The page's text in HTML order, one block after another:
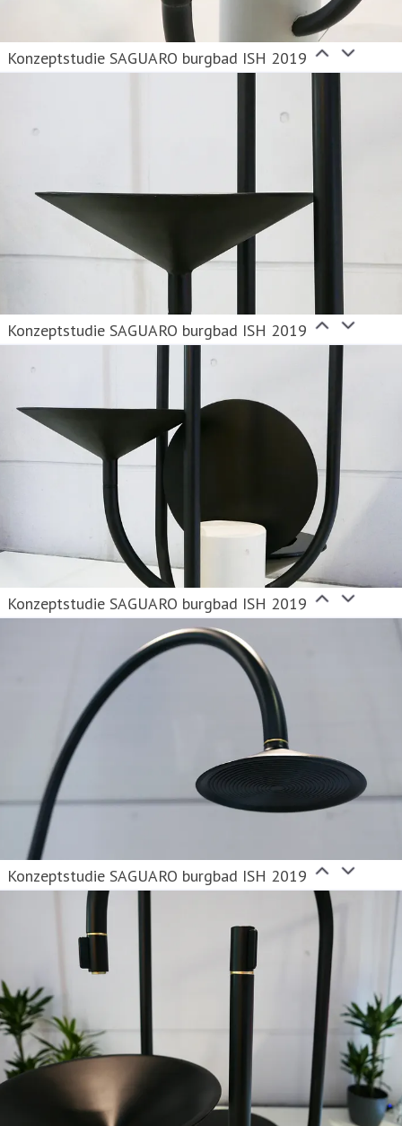
Konzeptstudie SAGUARO burgbad ISH 2019
Konzeptstudie SAGUARO burgbad ISH 2019
Konzeptstudie SAGUARO burgbad ISH 2019
Konzeptstudie SAGUARO burgbad ISH 2019